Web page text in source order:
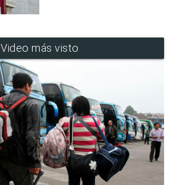
Video más visto